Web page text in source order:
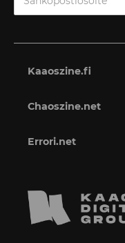
Kaaoszine.fi
Chaoszine.net
Errori.net